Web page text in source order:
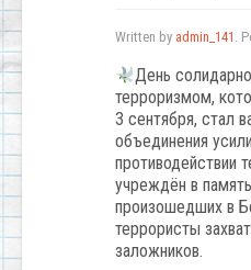
Written by admin_141 .
День
терроризмом,
3 сентября, стал
объединения
противодействии
учреждён в
произошедших в
террористы
заложников.